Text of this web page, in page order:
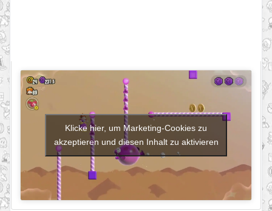
Klicke hier, um Marketing-Cookies zu
akzeptieren und diesen Inhalt zu aktivieren